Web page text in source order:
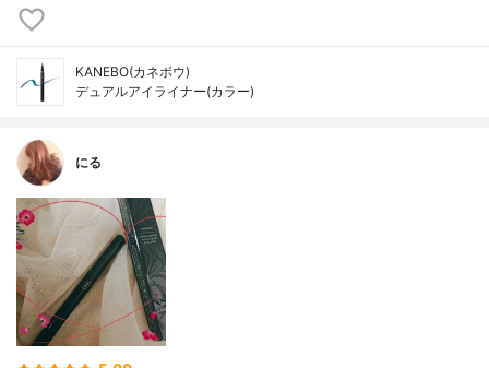
KANEBO(カネボウ)
デュアルアイライナー(カラー)
にる